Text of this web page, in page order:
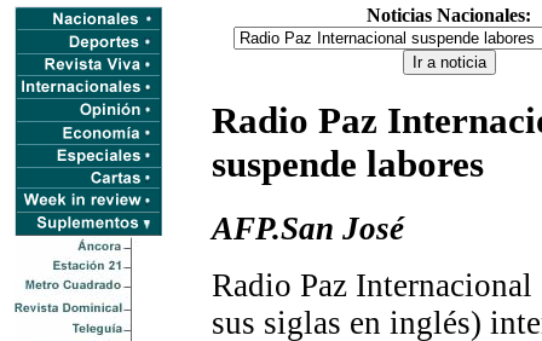
Noticias Nacionales:
Radio Paz
suspende labores
AFP.San José
Radio Paz
sus siglas en inglés)